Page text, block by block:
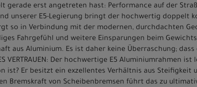
gerade erst angetreten hast: Performance auf der
unserer E5-Legierung bringt der hochwertig doppelt
so in Verbindung mit der modernen, durchdachten
Fahrgefühl und weitere Einsparungen beim
aus Aluminium. Es ist daher keine Überraschung;
VERTRAUEN: Der hochwertige E5 Aluminiumrahmen
ist? Er besitzt ein exzellentes Verhältnis aus
Bremskraft von Scheibenbremsen führt das zu